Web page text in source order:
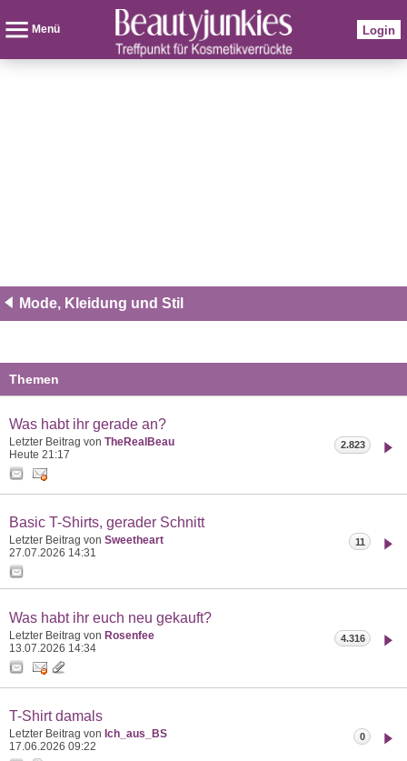
Menü Login
Mode, Kleidung und Stil
Themen
Was habt ihr gerade an?
Letzter Beitrag von TheRealBeau
Heute 21:17
2.823
Basic T-Shirts, gerader Schnitt
Letzter Beitrag von Sweetheart
27.07.2026 14:31
11
Was habt ihr euch neu gekauft?
Letzter Beitrag von Rosenfee
13.07.2026 14:34
4.316
T-Shirt damals
Letzter Beitrag von Ich_aus_BS
17.06.2026 09:22
0